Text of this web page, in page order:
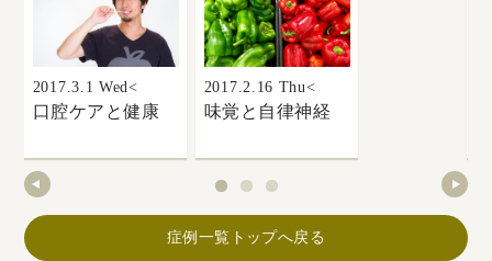
2017.3.1 Wed<
口腔ケアと健康
2017.2.16 Thu<
味覚と自律神経
症例一覧トップへ戻る